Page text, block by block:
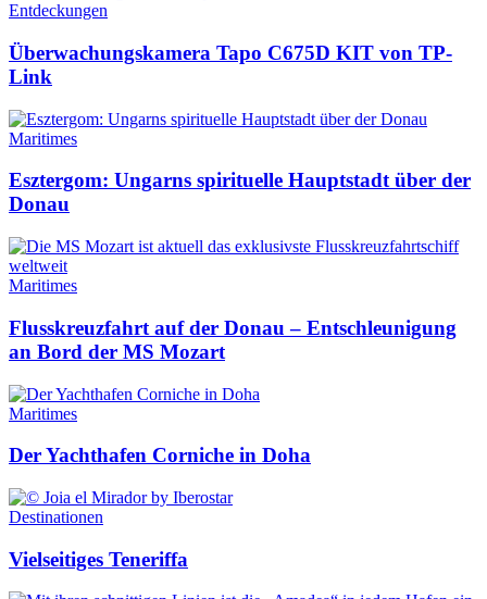
Entdeckungen
Überwachungskamera Tapo C675D KIT von TP-
Link
Maritimes
Esztergom: Ungarns spirituelle Hauptstadt über der
Donau
Maritimes
Flusskreuzfahrt auf der Donau – Entschleunigung
an Bord der MS Mozart
Maritimes
Der Yachthafen Corniche in Doha
Destinationen
Vielseitiges Teneriffa